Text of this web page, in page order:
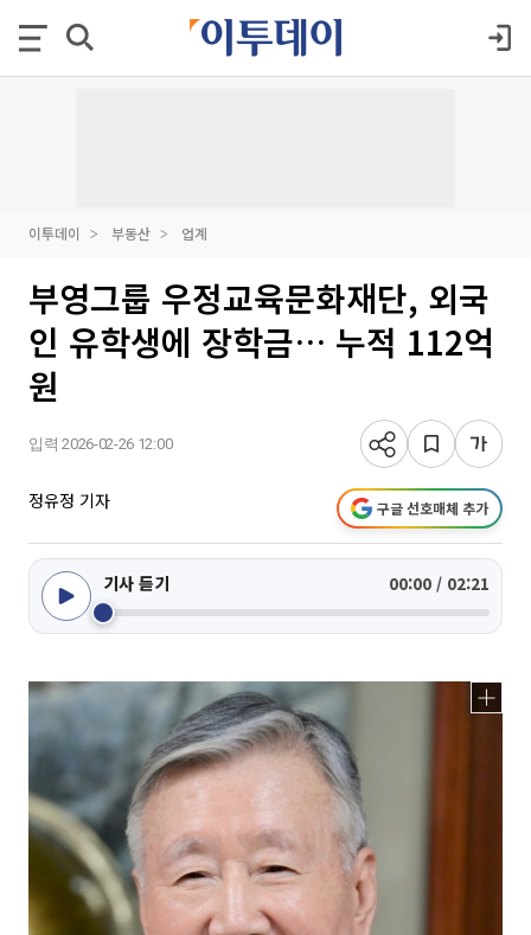
이투데이 부동산 업계
부영그룹 우정교육문화재단, 외국
인 유학생에 장학금… 누적 112억
원
입력 2026-02-26 12:00
정유정 기자 구글 선호매체 추가
기사 듣기 00:00 / 02:21